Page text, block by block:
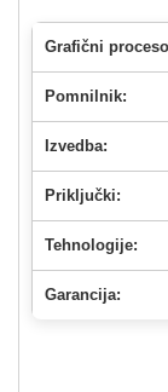
Grafični
Pomnilnik:
Izvedba:
Priključki:
Tehnologije:
Garancija: